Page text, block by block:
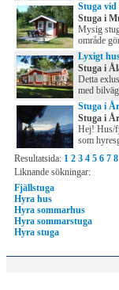
Stuga
Stuga i
Mysig
område
Lyxigt
Stuga i
Detta
med
Stuga i
Stuga i
Hej! Hus/
som
Resultatsida: 1 2 3 4 5 6 7 8
Liknande sökningar:
Fjällstuga
Hyra hus
Hyra sommarhus
Hyra sommarstuga
Hyra stuga